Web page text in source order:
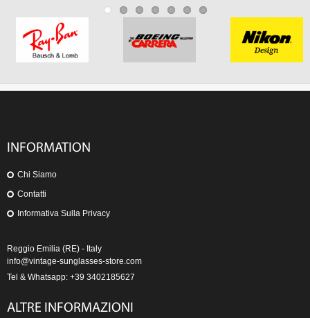
INFORMATION
Chi Siamo
Contatti
Informativa Sulla Privacy
Reggio Emilia (RE) - Italy
info@vintage-sunglasses-store.com
Tel & Whatsapp: +39 3402185627
ALTRE INFORMAZIONI